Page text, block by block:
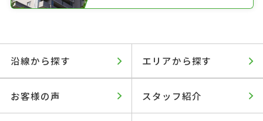
沿線から探す エリアから探す
お客様の声 スタッフ紹介